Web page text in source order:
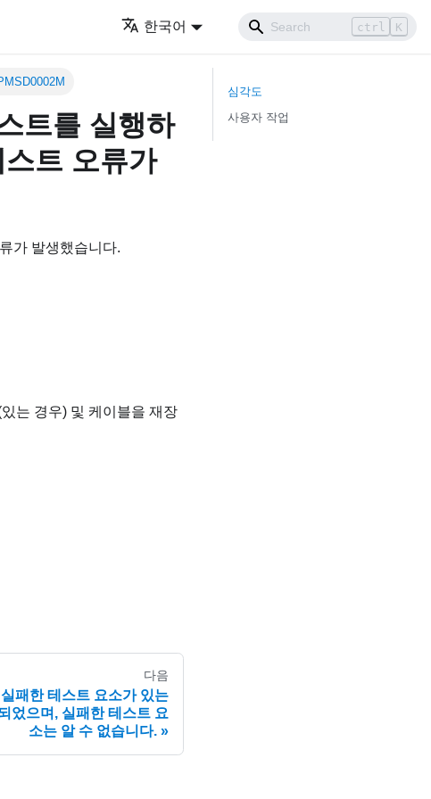
한국어 ctrl K
트를 실행하
트 오류가
가 발생했습니다.
는 경우) 및 케이블을 재장
다음
패한 테스트 요소가 있는
었으며, 실패한 테스트 요
소는 알 수 없습니다.
심각도
사용자 작업